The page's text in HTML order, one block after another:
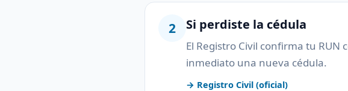
2 Si perdiste la cédula
El Registro Civil confirma tu
inmediato una nueva cédula.
→ Registro Civil (oficial)